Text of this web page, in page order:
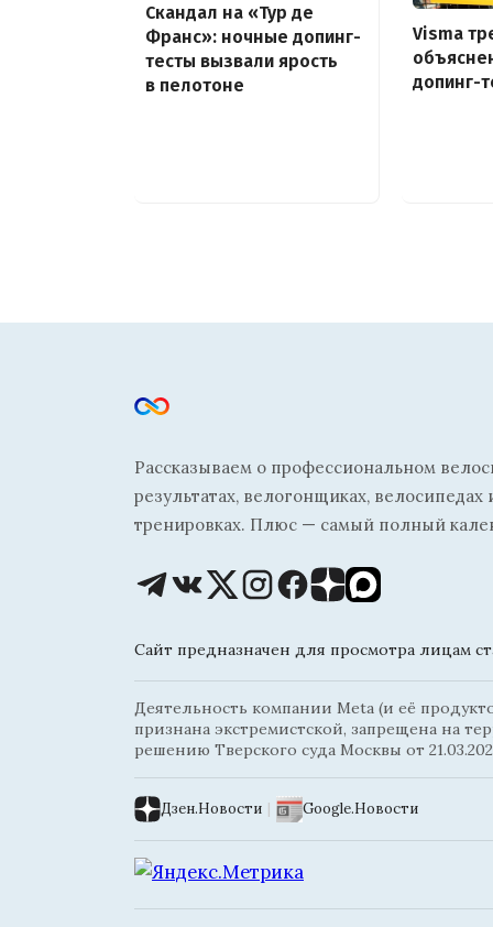
Скандал на «Тур де
Франс»: ночные допинг-
тесты вызвали ярость
в пелотоне
Visma
допинг-
Рассказываем о профессиональном
результатах, велогонщиках,
тренировках. Плюс — самый полный
Сайт предназначен для просмотра лицам
Деятельность компании Meta (и её
признана экстремистской, запрещена на
решению Тверского суда Москвы от
Дзен.Новости | Google.Новости